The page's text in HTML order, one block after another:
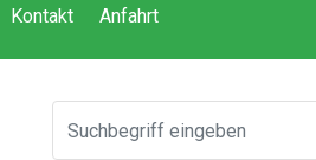
Kontakt Anfahrt